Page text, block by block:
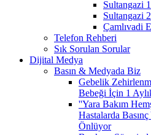
Sultangazi
Sultangazi
Çamlıvadi
Telefon Rehberi
Sık Sorulan Sorular
Dijital Medya
Basın & Medyada Biz
Gebelik
Bebeği İçin 1
''Yara Bakım
Hastalarda
Önlüyor